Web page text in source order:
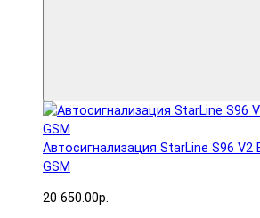
Автосигнализация StarLine S96 V2
GSM
20 650.00р.